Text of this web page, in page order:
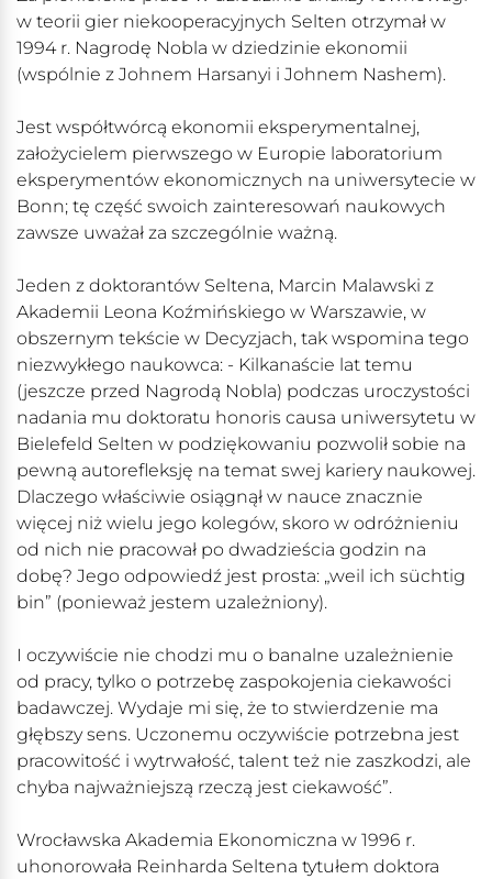
w teorii gier niekooperacyjnych Selten otrzymał w
1994 r. Nagrodę Nobla w dziedzinie ekonomii
(wspólnie z Johnem Harsanyi i Johnem Nashem).
Jest współtwórcą ekonomii eksperymentalnej,
założycielem pierwszego w Europie laboratorium
eksperymentów ekonomicznych na uniwersytecie w
Bonn; tę część swoich zainteresowań naukowych
zawsze uważał za szczególnie ważną.
Jeden z doktorantów Seltena, Marcin Malawski z
Akademii Leona Koźmińskiego w Warszawie, w
obszernym tekście w Decyzjach, tak wspomina tego
niezwykłego naukowca: - Kilkanaście lat temu
(jeszcze przed Nagrodą Nobla) podczas uroczystości
nadania mu doktoratu honoris causa uniwersytetu w
Bielefeld Selten w podziękowaniu pozwolił sobie na
pewną autorefleksję na temat swej kariery naukowej.
Dlaczego właściwie osiągnął w nauce znacznie
więcej niż wielu jego kolegów, skoro w odróżnieniu
od nich nie pracował po dwadzieścia godzin na
dobę? Jego odpowiedź jest prosta: „weil ich süchtig
bin” (ponieważ jestem uzależniony).
I oczywiście nie chodzi mu o banalne uzależnienie
od pracy, tylko o potrzebę zaspokojenia ciekawości
badawczej. Wydaje mi się, że to stwierdzenie ma
głębszy sens. Uczonemu oczywiście potrzebna jest
pracowitość i wytrwałość, talent też nie zaszkodzi, ale
chyba najważniejszą rzeczą jest ciekawość”.
Wrocławska Akademia Ekonomiczna w 1996 r.
uhonorowała Reinharda Seltena tytułem doktora